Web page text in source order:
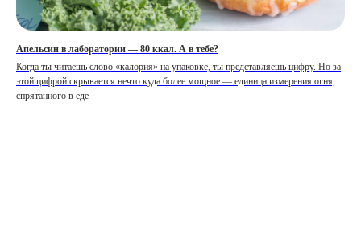
Апельсин в лаборатории — 80 ккал. А в тебе?
Когда ты читаешь слово «калория» на упаковке, ты представляешь цифру. Но за
этой цифрой скрывается нечто куда более мощное — единица измерения огня,
спрятанного в еде